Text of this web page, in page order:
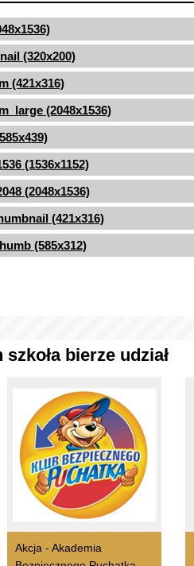
(320x200)
(421x316)
(2048x1536)
(1536x1152)
(2048x1536)
(421x316)
(585x312)
bierze udział
Akcja - Akademia